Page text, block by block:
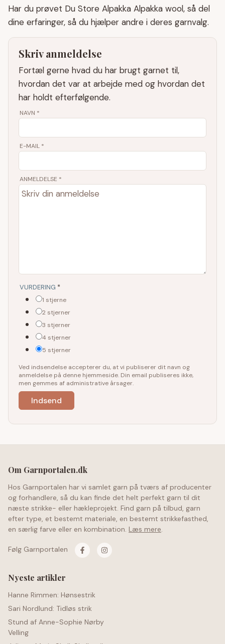
Har du prøvet Du Store Alpakka Alpakka wool, så del
dine erfaringer, så du hjælper andre i deres garnvalg.
Skriv anmeldelse
Fortæl gerne hvad du har brugt garnet til,
hvordan det var at arbejde med og hvordan det
har holdt efterfølgende.
NAVN *
E-MAIL *
ANMELDELSE *
VURDERING *
1 stjerne
2 stjerner
3 stjerner
4 stjerner
5 stjerner
Ved indsendelse accepterer du, at vi publiserer dit navn og
anmeldelse på denne hjemmeside. Din email publiseres ikke,
men gemmes af administrative årsager.
Om Garnportalen.dk
Hos Garnportalen har vi samlet garn på tværs af producenter
og forhandlere, så du kan finde det helt perfekt garn til dit
næste strikke- eller hækleprojekt. Find garn på tilbud, garn
efter type, et bestemt materiale, en bestemt strikkefasthed,
en særlig farve eller en kombination. Læs mere.
Følg Garnportalen
Nyeste artikler
Hanne Rimmen: Hønsestrik
Sari Nordlund: Tidløs strik
Stund af Anne-Sophie Nørby
Velling